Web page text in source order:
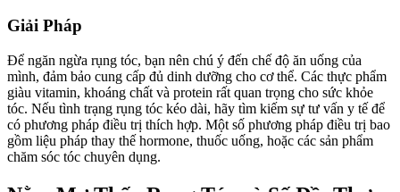
Giải Pháp
Để ngăn ngừa rụng tóc, bạn nên chú ý đến chế độ ăn uống của
mình, đảm bảo cung cấp đủ dinh dưỡng cho cơ thể. Các thực phẩm
giàu vitamin, khoáng chất và protein rất quan trọng cho sức khỏe
tóc. Nếu tình trạng rụng tóc kéo dài, hãy tìm kiếm sự tư vấn y tế để
có phương pháp điều trị thích hợp. Một số phương pháp điều trị bao
gồm liệu pháp thay thế hormone, thuốc uống, hoặc các sản phẩm
chăm sóc tóc chuyên dụng.